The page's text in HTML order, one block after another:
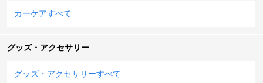
カーケアすべて
グッズ・アクセサリー
グッズ・アクセサリーすべて